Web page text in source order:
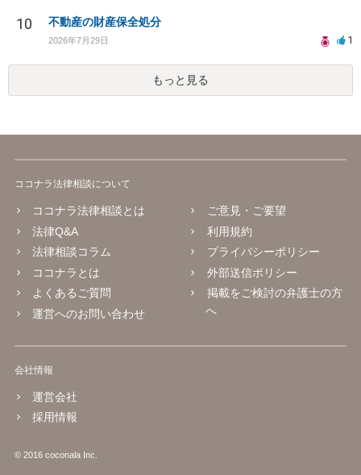
10 不動産の財産保全処分
2026年7月29日 1
もっと見る
ココナラ法律相談について
ココナラ法律相談とは
法律Q&A
法律相談コラム
ココナラとは
よくあるご質問
運営へのお問い合わせ
ご意見・ご要望
利用規約
プライバシーポリシー
外部送信ポリシー
掲載をご検討の弁護士の方
へ
会社情報
運営会社
採用情報
© 2016 coconala Inc.